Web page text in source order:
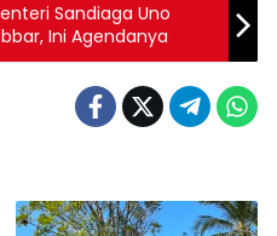
Sandiaga Uno
Ini Agendanya